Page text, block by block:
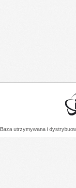
Baza utrzymywana i